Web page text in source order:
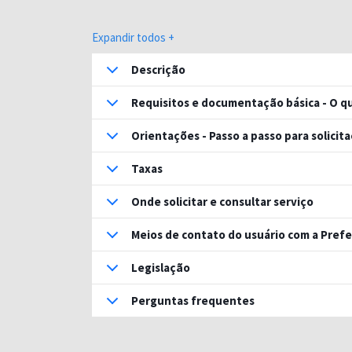
Expandir todos +
Descrição
Requisitos e documentação básica - O
Orientações - Passo a passo para
Taxas
Onde solicitar e consultar serviço
Meios de contato do usuário com a
Legislação
Perguntas frequentes